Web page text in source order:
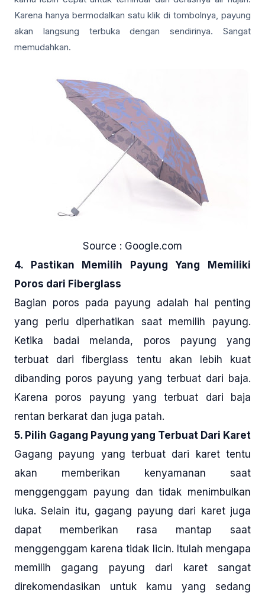
Karena hanya bermodalkan satu klik di tombolnya, payung
akan langsung terbuka dengan sendirinya. Sangat
memudahkan.
Source : Google.com
4. Pastikan Memilih Payung Yang Memiliki
Poros dari Fiberglass
Bagian poros pada payung adalah hal penting
yang perlu diperhatikan saat memilih payung.
Ketika badai melanda, poros payung yang
terbuat dari fiberglass tentu akan lebih kuat
dibanding poros payung yang terbuat dari baja.
Karena poros payung yang terbuat dari baja
rentan berkarat dan juga patah.
5. Pilih Gagang Payung yang Terbuat Dari Karet
Gagang payung yang terbuat dari karet tentu
akan memberikan kenyamanan saat
menggenggam payung dan tidak menimbulkan
luka. Selain itu, gagang payung dari karet juga
dapat memberikan rasa mantap saat
menggenggam karena tidak licin. Itulah mengapa
memilih gagang payung dari karet sangat
direkomendasikan untuk kamu yang sedang